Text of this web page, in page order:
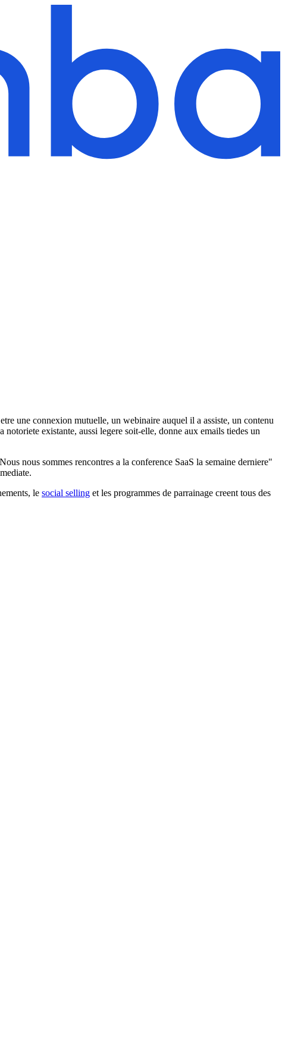
une connexion mutuelle, un webinaire auquel il a assiste, un contenu
existante, aussi legere soit-elle, donne aux emails tiedes un
nous sommes rencontres a la conference SaaS la semaine derniere"
le social selling et les programmes de parrainage creent tous des